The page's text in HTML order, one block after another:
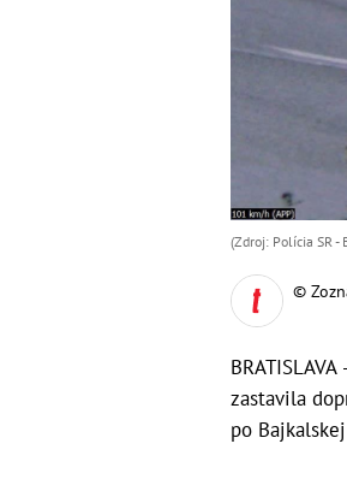
(Zdroj: Polícia SR
©
zastavila
po